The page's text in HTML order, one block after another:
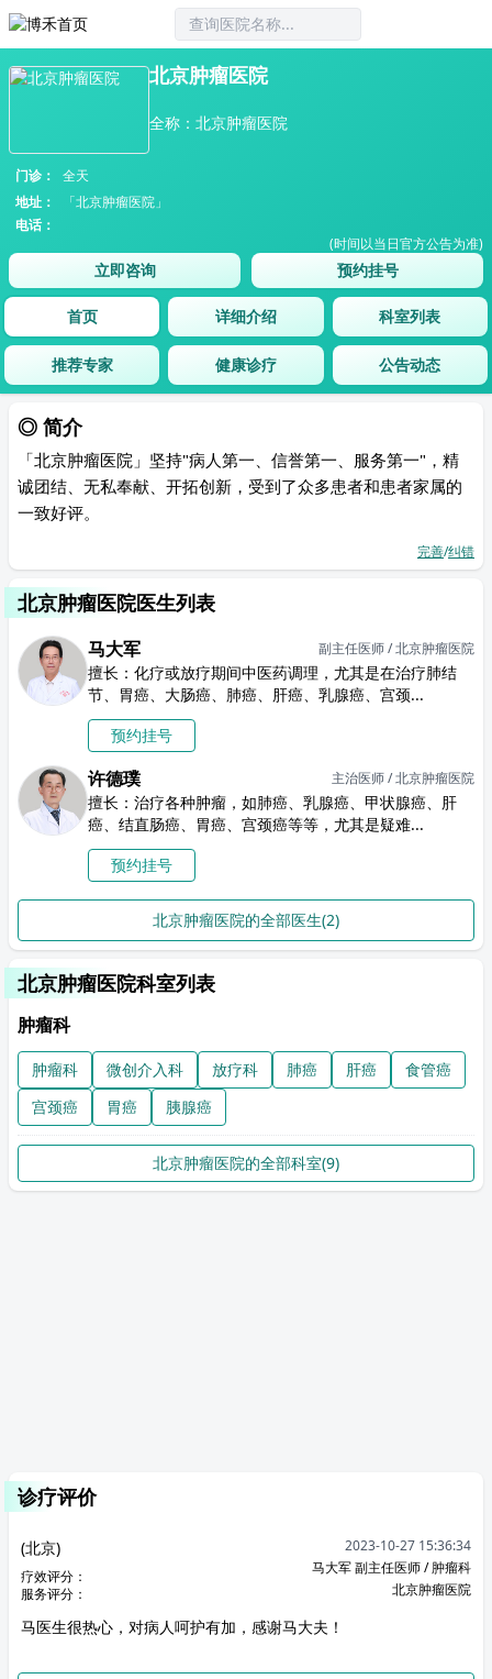
北京肿瘤医院
全称：北京肿瘤医院
门诊：
全天
地址：
「北京肿瘤医院」
电话：
(时间以当日官方公告为准)
立即咨询 预约挂号
首页 详细介绍 科室列表
推荐专家 健康诊疗 公告动态
◎ 简介
「北京肿瘤医院」坚持"病人第一、信誉第一、服务第一"，精
诚团结、无私奉献、开拓创新，受到了众多患者和患者家属的
一致好评。
完善/纠错
北京肿瘤医院医生列表
马大军 副主任医师 / 北京肿瘤医院
擅长：化疗或放疗期间中医药调理，尤其是在治疗肺结
节、胃癌、大肠癌、肺癌、肝癌、乳腺癌、宫颈...
预约挂号
许德璞 主治医师 / 北京肿瘤医院
擅长：治疗各种肿瘤，如肺癌、乳腺癌、甲状腺癌、肝
癌、结直肠癌、胃癌、宫颈癌等等，尤其是疑难...
预约挂号
北京肿瘤医院的全部医生(2)
北京肿瘤医院科室列表
肿瘤科
肿瘤科 微创介入科 放疗科 肺癌 肝癌
食管癌
宫颈癌
胃癌 胰腺癌
北京肿瘤医院的全部科室(9)
诊疗评价
(北京)
2023-10-27 15:36:34
疗效评分：
服务评分：
马大军 副主任医师 / 肿瘤科
北京肿瘤医院
马医生很热心，对病人呵护有加，感谢马大夫！